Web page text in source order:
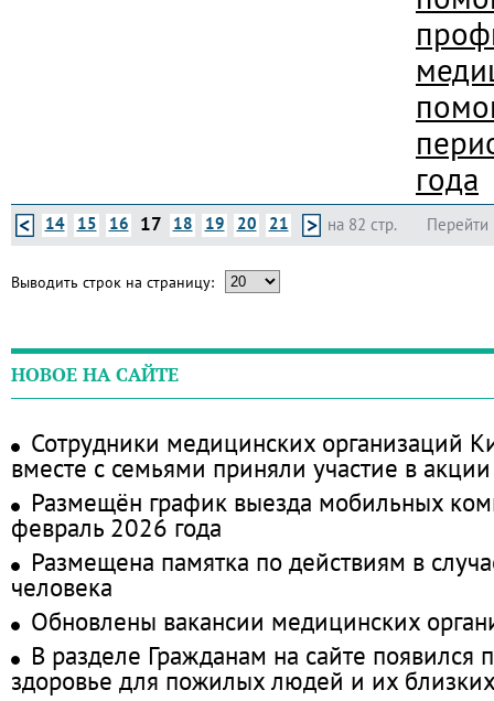
года
Перейти
14 15 16 17 18 19 20 21 на 82 стр.
Выводить строк на страницу:
НОВОЕ НА САЙТЕ
Сотрудники медицинских организаций
вместе с семьями приняли участие в
Размещён график выезда мобильных
февраль 2026 года
Размещена памятка по действиям в
человека
Обновлены вакансии медицинских
В разделе Гражданам на сайте появился
здоровье для пожилых людей и их